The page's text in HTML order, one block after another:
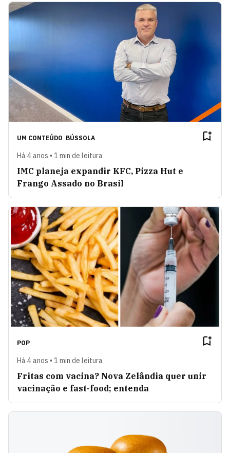
UM CONTEÚDO BÚSSOLA
Há 4 anos • 1 min de leitura
IMC planeja expandir KFC, Pizza Hut e
Frango Assado no Brasil
POP
Há 4 anos • 1 min de leitura
Fritas com vacina? Nova Zelândia quer unir
vacinação e fast-food; entenda